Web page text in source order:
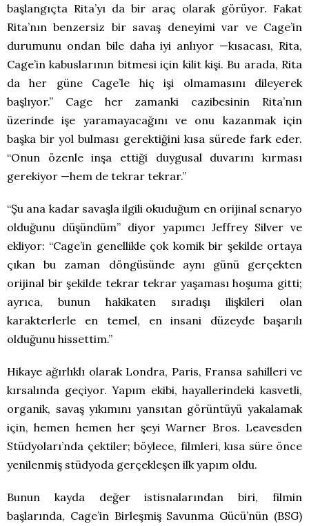
başlangıçta Rita’yı da bir araç olarak görüyor. Fakat
Rita’nın benzersiz bir savaş deneyimi var ve Cage’in
durumunu ondan bile daha iyi anlıyor —kısacası, Rita,
Cage’in kabuslarının bitmesi için kilit kişi. Bu arada, Rita
da her güne Cage’le hiç işi olmamasını dileyerek
başlıyor.” Cage her zamanki cazibesinin Rita’nın
üzerinde işe yaramayacağını ve onu kazanmak için
başka bir yol bulması gerektiğini kısa sürede fark eder.
“Onun özenle inşa ettiği duygusal duvarını kırması
gerekiyor —hem de tekrar tekrar.”
“Şu ana kadar savaşla ilgili okuduğum en orijinal senaryo
olduğunu düşündüm” diyor yapımcı Jeffrey Silver ve
ekliyor: “Cage’in genellikle çok komik bir şekilde ortaya
çıkan bu zaman döngüsünde aynı günü gerçekten
orijinal bir şekilde tekrar tekrar yaşaması hoşuma gitti;
ayrıca, bunun hakikaten sıradışı ilişkileri olan
karakterlerle en temel, en insani düzeyde başarılı
olduğunu hissettim.”
Hikaye ağırlıklı olarak Londra, Paris, Fransa sahilleri ve
kırsalında geçiyor. Yapım ekibi, hayallerindeki kasvetli,
organik, savaş yıkımını yansıtan görüntüyü yakalamak
için, hemen hemen her şeyi Warner Bros. Leavesden
Stüdyoları’nda çektiler; böylece, filmleri, kısa süre önce
yenilenmiş stüdyoda gerçekleşen ilk yapım oldu.
Bunun kayda değer istisnalarından biri, filmin
başlarında, Cage’in Birleşmiş Savunma Gücü’nün (BSG)